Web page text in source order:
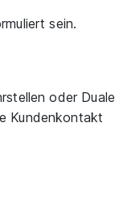
sein.
oder Duale
Kundenkontakt